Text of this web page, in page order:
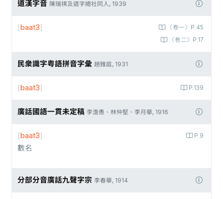
道漢字音 陳瑞祺及道字總社同人, 1939
〈卷一〉P.45
〈卷二〉P.17
[baat3]
民衆識字粤語拼音字彙 趙雅庭, 1931
P.139
[baat3]
廣話國語一貫未定稿 李澹愚、林仲堅、李月華, 1916
P.9
[baat3]
數名
分部分音廣話九聲字宗 李春華, 1914